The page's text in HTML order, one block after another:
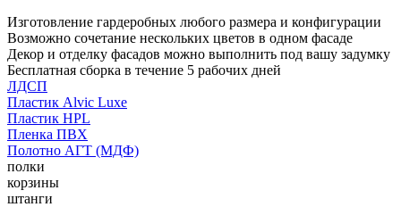
Изготовление гардеробных любого размера и конфигурации
Возможно сочетание нескольких цветов в одном фасаде
Декор и отделку фасадов можно выполнить под вашу задумку
Бесплатная сборка в течение 5 рабочих дней
ЛДСП
Пластик Alvic Luxe
Пластик HPL
Пленка ПВХ
Полотно АГТ (МДФ)
полки
корзины
штанги